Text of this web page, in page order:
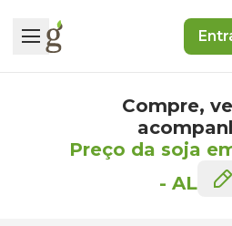
Compre,
Preço da soja
- AL